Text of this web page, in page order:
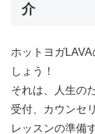
介
ホットヨガ
しょう！
それは、人生の
受付、カウンセ
レッスンの準備